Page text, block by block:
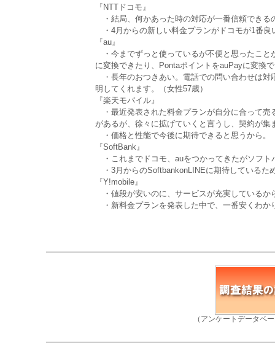
『NTTドコモ』
・結局、何かあった時の対応が一番信頼できる
・4月からの新しい料金プランがドコモが1番良
『au』
・今までずっと使っているが不便と思ったこと
に変換できたり、PontaポイントをauPayに変換
・長年のおつきあい。電話での問い合わせは対
明してくれます。（女性57歳）
『楽天モバイル』
・最近発表された料金プランが自分に合って売
があるが、徐々に拡げていくと言うし、契約が
・価格と性能で今後に期待できると思うから。
『SoftBank』
・これまでドコモ、auをつかってきたがソフ
・3月からのSoftbankonLINEに期待しているた
『Y!mobile』
・値段が安いのに、サービスが充実しているか
・新料金プランを発表した中で、一番安くわか
（アンケートデータベ